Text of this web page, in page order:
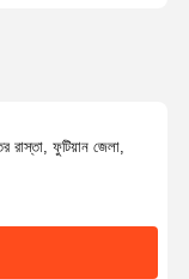
রাস্তা, ফুটিয়ান জেলা,